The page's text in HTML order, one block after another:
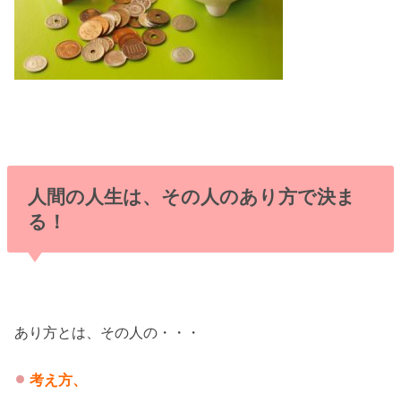
人間の人生は、その人のあり方で決ま
る！
あり方とは、その人の・・・
考え方、